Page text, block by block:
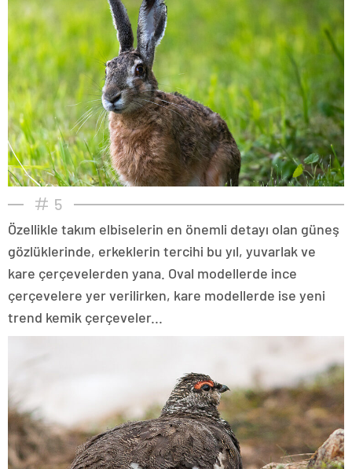
5
Özellikle takım elbiselerin en önemli detayı olan güneş
gözlüklerinde, erkeklerin tercihi bu yıl, yuvarlak ve
kare çerçevelerden yana. Oval modellerde ince
çerçevelere yer verilirken, kare modellerde ise yeni
trend kemik çerçeveler...